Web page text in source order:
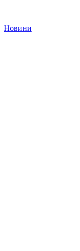
Новини